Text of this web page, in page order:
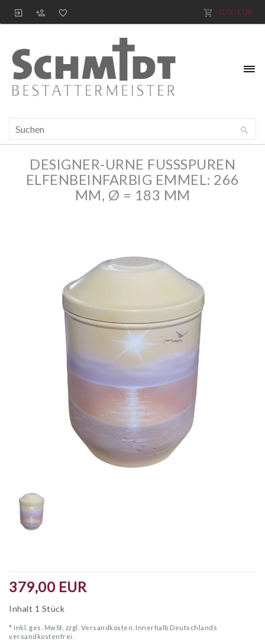
0,00 EUR
DESIGNER-URNE FUSSSPUREN E
LFENBEINFARBIG EMMEL: 266 M
M, Ø = 183 MM
379,00 EUR
Inhalt 1 Stück
* inkl. ges. MwSt. zzgl. Versandkosten. Innerhalb Deutschlands
versandkostenfrei.